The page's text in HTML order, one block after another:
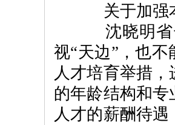
关于加强
沈晓明省
视“天边”，也
人才培育举措
的年龄结构和
人才的薪酬待